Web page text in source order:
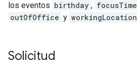
los eventos birthday , focusTime
outOfOffice y workingLocation
Solicitud